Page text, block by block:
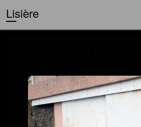
Lisière